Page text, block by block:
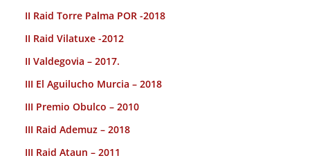
II Raid Torre Palma POR -2018
II Raid Vilatuxe -2012
II Valdegovia – 2017.
III El Aguilucho Murcia – 2018
III Premio Obulco – 2010
III Raid Ademuz – 2018
III Raid Ataun – 2011